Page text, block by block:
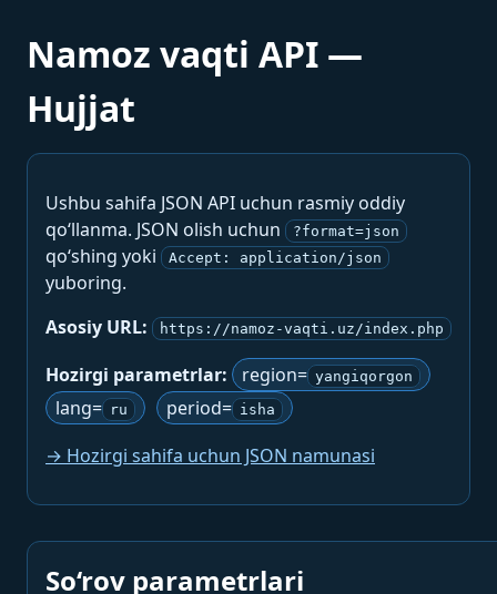
Namoz vaqti API —
Hujjat
Ushbu sahifa JSON API uchun rasmiy oddiy
qo‘llanma. JSON olish uchun
?format=json
qo‘shing yoki Accept: application/json
yuboring.
Asosiy URL:
https://namoz-vaqti.uz/index.php
Hozirgi parametrlar: region= yangiqorgon
lang= ru period= isha
→ Hozirgi sahifa uchun JSON namunasi
So‘rov parametrlari